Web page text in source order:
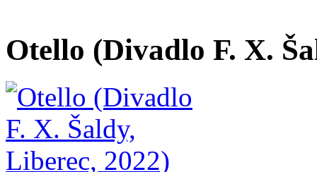
Otello (Divadlo F. X.